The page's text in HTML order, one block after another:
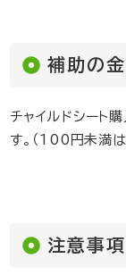
補助の
チャイルドシー
す。（100円未満は
注意事項